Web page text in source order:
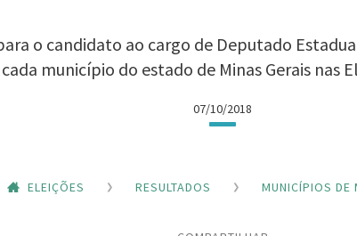
o candidato ao cargo de Deputado
cada município do estado de Minas Gerais nas
07/10/2018
ELEIÇÕES RESULTADOS MUNICÍPIOS DE